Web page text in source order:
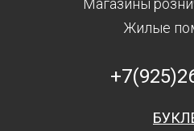
Магазины
Жилые